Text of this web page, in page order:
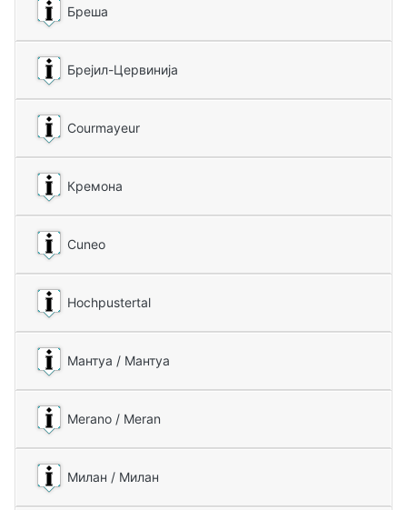
Бреша
Брејил-Цервинија
Courmayeur
Кремона
Cuneo
Hochpustertal
Мантуа / Мантуа
Merano / Meran
Милан / Милан